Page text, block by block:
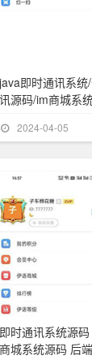
java即时通讯系
讯源码/im商城系
2024-04-05
即时通讯系统源
商城系统源码 后